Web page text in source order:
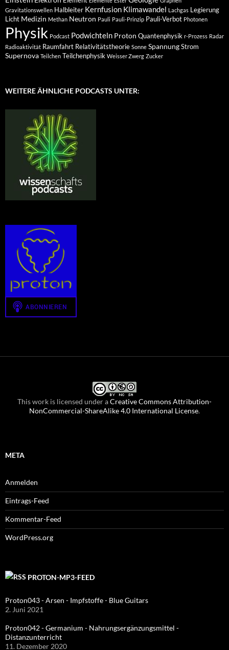
Gravitationswellen Halbleiter Kernfusion Klimawandel Lachgas Legierung
Licht Medizin Methan Neutron Pauli Pauli-Prinzip Pauli-Verbot Photonen
Physik Podcast Podwichteln Proton Quantenphysik r-Prozess Radar
Radioaktivität Raumfahrt Relativitätstheorie Sonne Spannung Strom
Supernova Teilchen Teilchenphysik Weisser Zwerg Zucker
WEITERE ÄHNLICHE PODCASTS UNTER:
This work is licensed under aCreative Commons Attribution-
NonCommercial-ShareAlike 4.0 International License.
META
Anmelden
Eintrags-Feed
Kommentar-Feed
WordPress.org
PROTON-MP3-FEED
Proton043 - Arsen - Impfstoffe - Blue Guitars
2. Juni 2021
Proton042 - Germanium - Nahrungsergänzungsmittel -
Distanzunterricht
11. Dezember 2020